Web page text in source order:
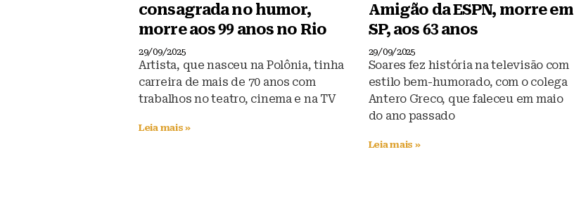
consagrada no humor,
morre aos 99 anos no Rio
29/09/2025
Artista, que nasceu na Polônia, tinha
carreira de mais de 70 anos com
trabalhos no teatro, cinema e na TV
Leia mais »
Amigão da ESPN, morre em
SP, aos 63 anos
29/09/2025
Soares fez história na televisão com
estilo bem-humorado, com o colega
Antero Greco, que faleceu em maio
do ano passado
Leia mais »